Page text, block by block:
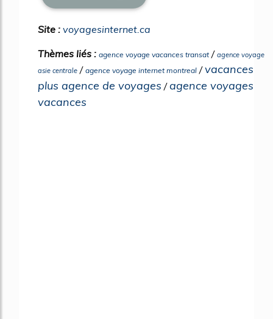
Site : voyagesinternet.ca
Thèmes liés : agence voyage vacances transat/ agence voyage
asie centrale / agence voyage internet montreal /vacances
plus agence de voyages /agence voyages
vacances